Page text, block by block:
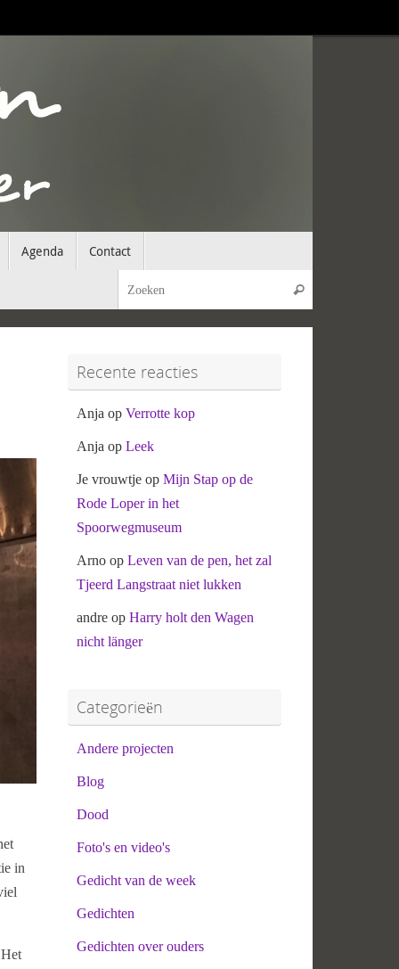
Agenda Contact
Zoeken
in
Recente reacties
Anja op Verrotte kop
Anja op Leek
Je vrouwtje op Mijn Stap op de
Rode Loper in het
Spoorwegmuseum
Arno op Leven van de pen, het zal
Tjeerd Langstraat niet lukken
andre op Harry holt den Wagen
nicht länger
Categorieën
Andere projecten
Blog
Dood
Foto's en video's
Gedicht van de week
Gedichten
Gedichten over ouders